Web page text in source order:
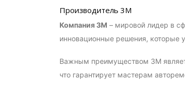
Производитель 3M
Компания 3M – мировой лидер в
инновационные решения, которые
Важным преимуществом 3M
что гарантирует мастерам